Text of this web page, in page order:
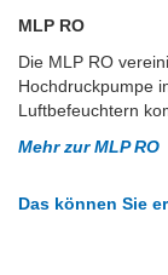
MLP RO
Die MLP RO
Hochdruckpumpe
Luftbefeuchtern
Mehr zur MLP RO
Das können Sie